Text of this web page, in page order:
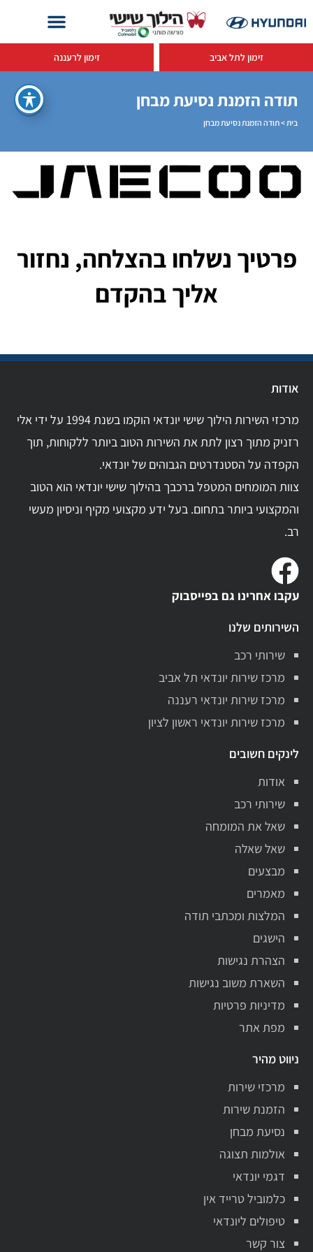
זימון לתל אביב זימון לרעננה
תודה הזמנת נסיעת מבחן
בית>תודה הזמנת נסיעת מבחן
פרטיך נשלחו בהצלחה, נחזור
אליך בהקדם
אודות
מרכזי השירות הילוך שישי יונדאי הוקמו בשנת 1994 על ידי אלי
רזניק מתוך רצון לתת את השירות הטוב ביותר ללקוחות, תוך
הקפדה על הסטנדרטים הגבוהים של יונדאי.
צוות המומחים המטפל ברכבך בהילוך שישי יונדאי הוא הטוב
והמקצועי ביותר בתחום. בעל ידע מקצועי מקיף וניסיון מעשי
רב.
עקבו אחרינו גם בפייסבוק
השירותים שלנו
שירותי רכב
מרכז שירות יונדאי תל אביב
מרכז שירות יונדאי רעננה
מרכז שירות יונדאי ראשון לציון
לינקים חשובים
אודות
שירותי רכב
שאל את המומחה
שאל שאלה
מבצעים
מאמרים
המלצות ומכתבי תודה
הישגים
הצהרת נגישות
השארת משוב נגישות
מדיניות פרטיות
מפת אתר
ניווט מהיר
מרכזי שירות
הזמנת שירות
נסיעת מבחן
אולמות תצוגה
דגמי יונדאי
כלמוביל טרייד אין
טיפולים ליונדאי
צור קשר